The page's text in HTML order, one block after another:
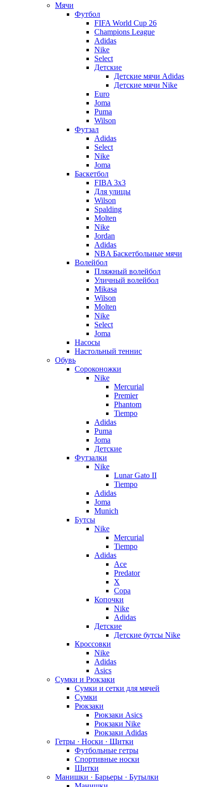
Мячи
Футбол
FIFA World Cup 26
Champions League
Adidas
Nike
Select
Детские
Детские мячи Adidas
Детские мячи Nike
Euro
Joma
Puma
Wilson
Футзал
Adidas
Select
Nike
Joma
Баскетбол
FIBA 3x3
Для улицы
Wilson
Spalding
Molten
Nike
Jordan
Adidas
NBA Баскетбольные мячи
Волейбол
Пляжный волейбол
Уличный волейбол
Mikasa
Wilson
Molten
Nike
Select
Joma
Насосы
Настольный теннис
Обувь
Сороконожки
Nike
Mercurial
Premier
Phantom
Tiempo
Adidas
Puma
Joma
Детские
Футзалки
Nike
Lunar Gato II
Tiempo
Adidas
Joma
Munich
Бутсы
Nike
Mercurial
Tiempo
Adidas
Ace
Predator
X
Copa
Копочки
Nike
Adidas
Детские
Детские бутсы Nike
Кроссовки
Nike
Adidas
Asics
Сумки и Рюкзаки
Сумки и сетки для мячей
Сумки
Рюкзаки
Рюкзаки Asics
Рюкзаки Nike
Рюкзаки Adidas
Гетры · Носки · Щитки
Футбольные гетры
Спортивные носки
Щитки
Манишки · Барьеры · Бутылки